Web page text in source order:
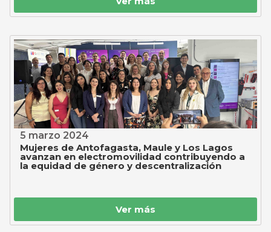
5 marzo 2024
Mujeres de Antofagasta, Maule y Los Lagos
avanzan en electromovilidad contribuyendo a
la equidad de género y descentralización
Ver más